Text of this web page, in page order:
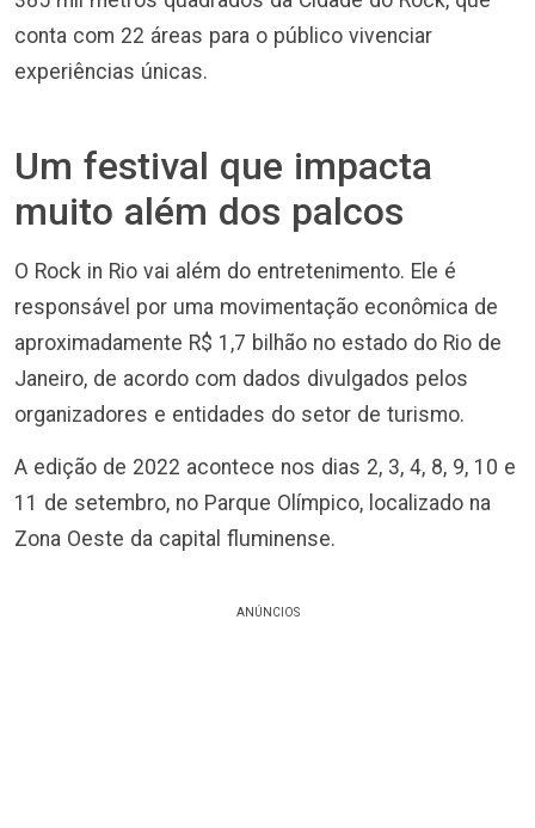
conta com 22 áreas para o público vivenciar
experiências únicas.
Um festival que impacta
muito além dos palcos
O Rock in Rio vai além do entretenimento. Ele é
responsável por uma movimentação econômica de
aproximadamente R$ 1,7 bilhão no estado do Rio de
Janeiro, de acordo com dados divulgados pelos
organizadores e entidades do setor de turismo.
A edição de 2022 acontece nos dias 2, 3, 4, 8, 9, 10 e
11 de setembro, no Parque Olímpico, localizado na
Zona Oeste da capital fluminense.
ANÚNCIOS